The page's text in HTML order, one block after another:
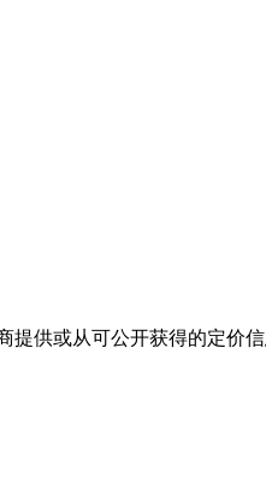
提供或从可公开获得的定价